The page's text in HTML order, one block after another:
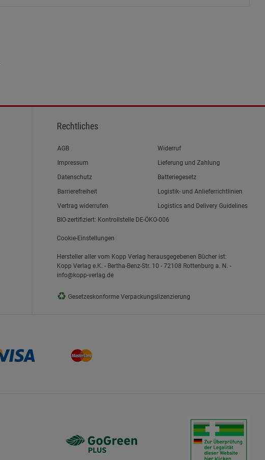
Rechtliches
Link zum/zur
AGB
Link zum/zur
Impressum
Link zum/zur
Datenschutz
Link zum/zur
Barrierefreiheit
Vertrag widerrufen
Widerruf
Lieferung und Zahlung
Batteriegesetz
Logistik- und Anlieferrichtlinien
Logistics and Delivery Guidelines
BIO-zertifiziert: Kontrollstelle DE-ÖKO-006
Cookie-Einstellungen
Hersteller aller vom Kopp Verlag herausgegebenen Bücher ist:
Kopp Verlag e.K. - Bertha-Benz-Str. 10 - 72108 Rottenburg a. N. -
info@kopp-verlag.de
♻ Gesetzeskonforme Verpackungslizenzierung